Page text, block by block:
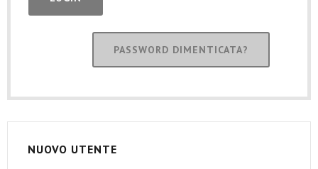
PASSWORD DIMENTICATA?
NUOVO UTENTE